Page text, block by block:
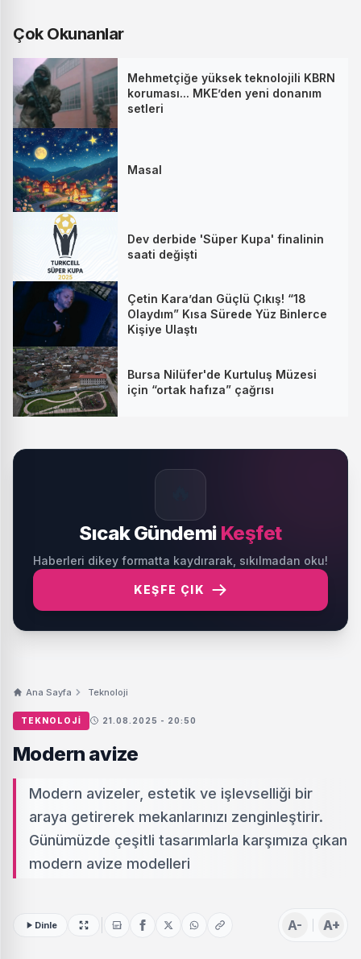
Çok Okunanlar
Mehmetçiğe yüksek teknolojili KBRN
koruması... MKE’den yeni donanım
setleri
Masal
Dev derbide 'Süper Kupa' finalinin
saati değişti
Çetin Kara’dan Güçlü Çıkış! “18
Olaydım” Kısa Sürede Yüz Binlerce
Kişiye Ulaştı
Bursa Nilüfer'de Kurtuluş Müzesi
için “ortak hafıza” çağrısı
Sıcak Gündemi Keşfet
Haberleri dikey formatta kaydırarak, sıkılmadan oku!
KEŞFE ÇIK
Ana Sayfa Teknoloji
TEKNOLOJI 21.08.2025 - 20:50
Modern avize
Modern avizeler, estetik ve işlevselliği bir
araya getirerek mekanlarınızı zenginleştirir.
Günümüzde çeşitli tasarımlarla karşımıza çıkan
modern avize modelleri
Dinle A- A+